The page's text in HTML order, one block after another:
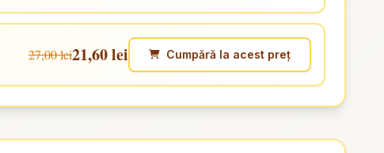
27,00 lei21,60 lei Cumpără la acest preț